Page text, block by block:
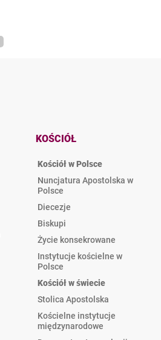
KOŚCIÓŁ
Kościół w Polsce
Nuncjatura Apostolska w
Polsce
Diecezje
Biskupi
Życie konsekrowane
Instytucje kościelne w
Polsce
Kościół w świecie
Stolica Apostolska
Kościelne instytucje
międzynarodowe